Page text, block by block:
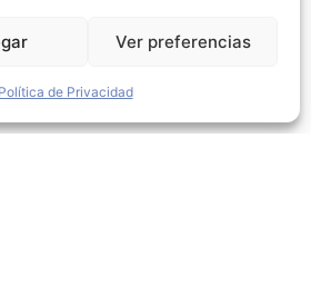
Ver preferencias
Política de Privacidad